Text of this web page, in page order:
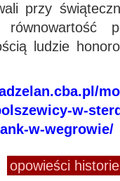
przy
ludzie
w-
w-wegrowie/
opowieści